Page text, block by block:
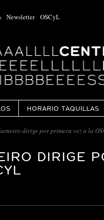
Newsletter OSCyL
HORARIO TAQUILLAS
dirige por primera vez a la
DIRIGE